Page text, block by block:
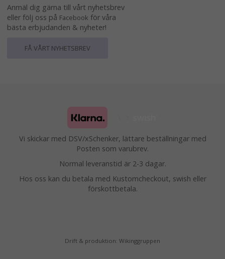
Anmäl dig gärna till vårt nyhetsbrev
eller följ oss på Facebook för våra
bästa erbjudanden & nyheter!
FÅ VÅRT NYHETSBREV
Vi skickar med DSV/xSchenker, lättare beställningar med
Posten som varubrev.
Normal leveranstid är 2-3 dagar.
Hos oss kan du betala med Kustomcheckout, swish eller
förskottbetala.
Drift & produktion: Wikinggruppen